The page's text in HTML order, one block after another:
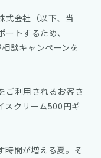
式会社（以下、当
トするため、
談キャンペーンを
ご利用されるお客さ
スクリーム500円ギ
時間が増える夏。そ